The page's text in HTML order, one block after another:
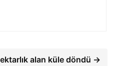
alan küle döndü →